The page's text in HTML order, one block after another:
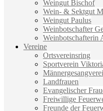
Weingut Bischof
Wein- & Sektgut
Weingut Paulus
Weinbotschafter
Weinbotschafterin
Vereine
Ortsvereinsring
Sportverein
Landfrauen
Evangelischer
Freiwillige
Freunde der